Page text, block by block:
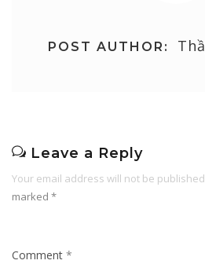
POST AUTHOR:
Leave a Reply
Your email address will not be
marked *
Comment *